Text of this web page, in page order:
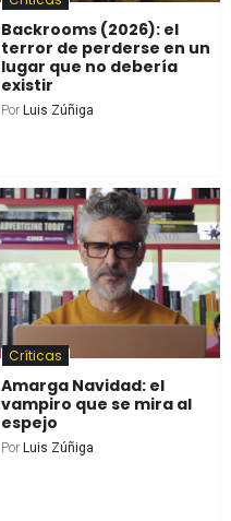
Backrooms (2026): el
terror de perderse en un
lugar que no debería
existir
Por Luis Zúñiga
Críticas
Amarga Navidad: el
vampiro que se mira al
espejo
Por Luis Zúñiga